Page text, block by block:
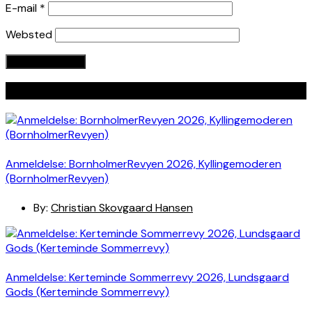
E-mail *
Websted
Anmeldelse: BornholmerRevyen 2026, Kyllingemoderen
(BornholmerRevyen)
By: Christian Skovgaard Hansen
Anmeldelse: Kerteminde Sommerrevy 2026, Lundsgaard
Gods (Kerteminde Sommerrevy)